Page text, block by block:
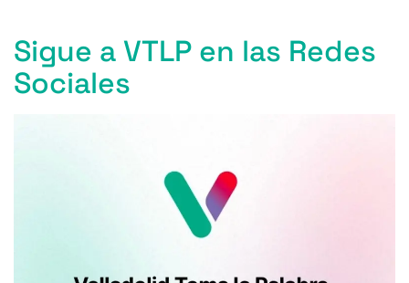
Sigue a VTLP en las Redes
Sociales